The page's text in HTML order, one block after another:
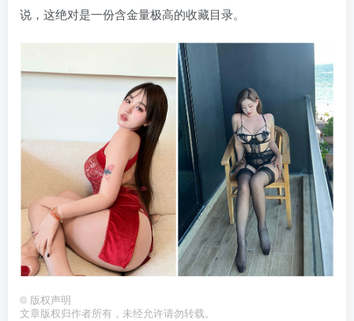
说，这绝对是一份含金量极高的收藏目录。
© 版权声明
文章版权归作者所有，未经允许请勿转载。